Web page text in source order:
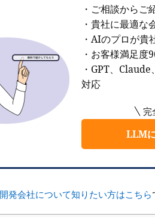
・ご相談からご
・貴社に最適な
・AIのプロが貴
・お客様満足度
・GPT、
対応
完
LLM
発会社について知りたい方はこちら